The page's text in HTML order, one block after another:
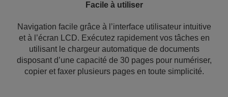
Facile à utiliser
Navigation facile grâce à l’interface utilisateur intuitive
et à l’écran LCD. Exécutez rapidement vos tâches en
utilisant le chargeur automatique de documents
disposant d’une capacité de 30 pages pour numériser,
copier et faxer plusieurs pages en toute simplicité.